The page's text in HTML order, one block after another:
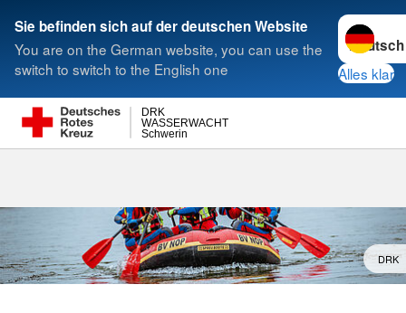
Sie befinden sich auf der deutschen Website
You are on the German website, you can use the
switch to switch to the English one
Sprache
Alles klar
Schwerin
WASSERWACHT
DRK
Suche
DRK